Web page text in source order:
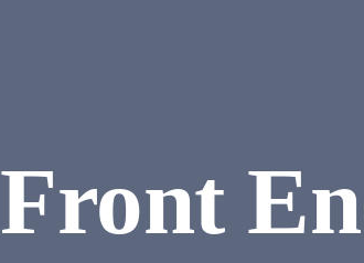
Front